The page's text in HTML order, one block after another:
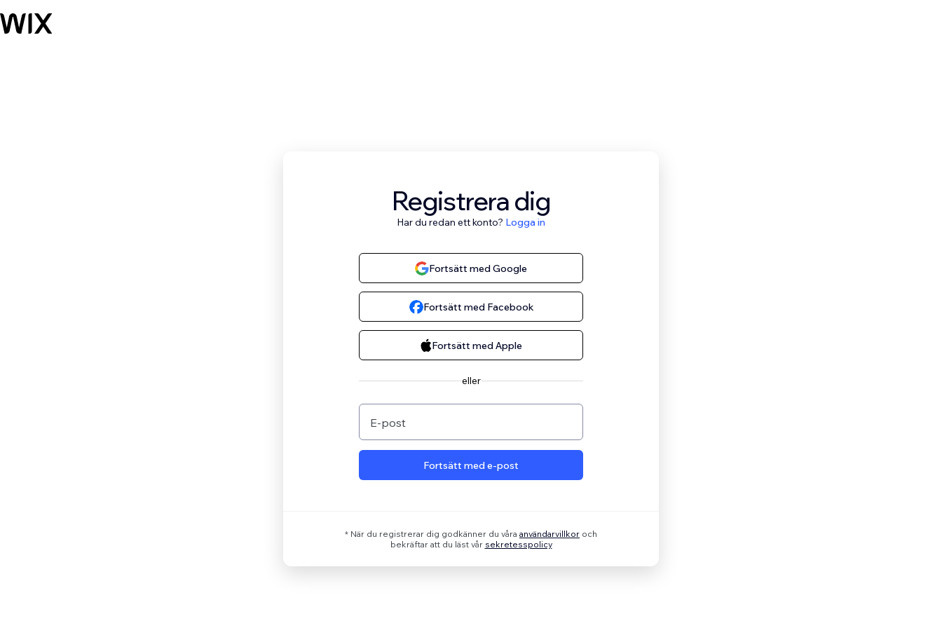
Registrera dig
Har du redan ett konto? Logga in
Fortsätt med Google
Fortsätt med Facebook
Fortsätt med Apple
eller
E-post
Fortsätt med e-post
* När du registrerar dig godkänner du våra användarvillkor och
bekräftar att du läst vår sekretesspolicy